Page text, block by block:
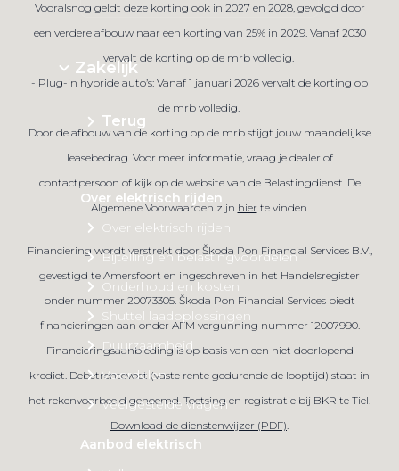
Zakelijk
Terug
Over elektrisch rijden
Over elektrisch rijden
Bijtelling en belastingvoordelen
Onderhoud en kosten
Shuttel laadoplossingen
Duurzaamheid
Voordelen
Veelgestelde vragen
Aanbod elektrisch
Vooralsnog geldt deze korting ook in 2027 en 2028, gevolgd door
een verdere afbouw naar een korting van 25% in 2029. Vanaf 2030
vervalt de korting op de mrb volledig.
- Plug-in hybride auto’s: Vanaf 1 januari 2026 vervalt de korting op
de mrb volledig.
Door de afbouw van de korting op de mrb stijgt jouw maandelijkse
leasebedrag. Voor meer informatie, vraag je dealer of
contactpersoon of kijk op de website van de Belastingdienst. De
Algemene Voorwaarden zijn hier te vinden.
Financiering wordt verstrekt door Škoda Pon Financial Services B.V.,
gevestigd te Amersfoort en ingeschreven in het Handelsregister
onder nummer 20073305. Škoda Pon Financial Services biedt
financieringen aan onder AFM vergunning nummer 12007990.
Financieringsaanbieding is op basis van een niet doorlopend
krediet. Debetrentevoet (vaste rente gedurende de looptijd) staat in
het rekenvoorbeeld genoemd. Toetsing en registratie bij BKR te Tiel.
Download de dienstenwijzer (PDF).